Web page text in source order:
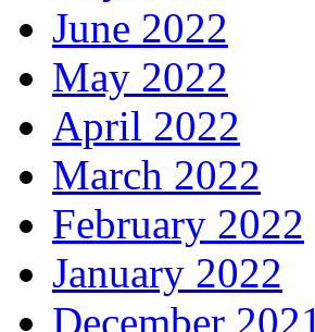
June 2022
May 2022
April 2022
March 2022
February 2022
January 2022
December 2021